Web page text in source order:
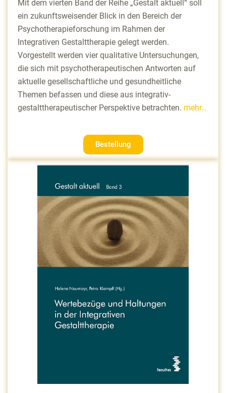
Mit dem vierten Band der Reihe „Gestalt aktuell“ soll
ein zukunftsweisender Blick in den Bereich der
Psychotherapieforschung im Rahmen der
Integrativen Gestalttherapie gelegt werden.
Vorgestellt werden vier qualitative Untersuchungen,
die sich mit psychotherapeutischen Antworten auf
aktuelle gesellschaftliche und gesundheitliche
Themen befassen und diese aus integrativ-
gestalttherapeutischer Perspektive betrachten. mehr…
Bestellung